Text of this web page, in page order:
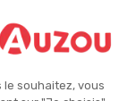
souhaitez, vous